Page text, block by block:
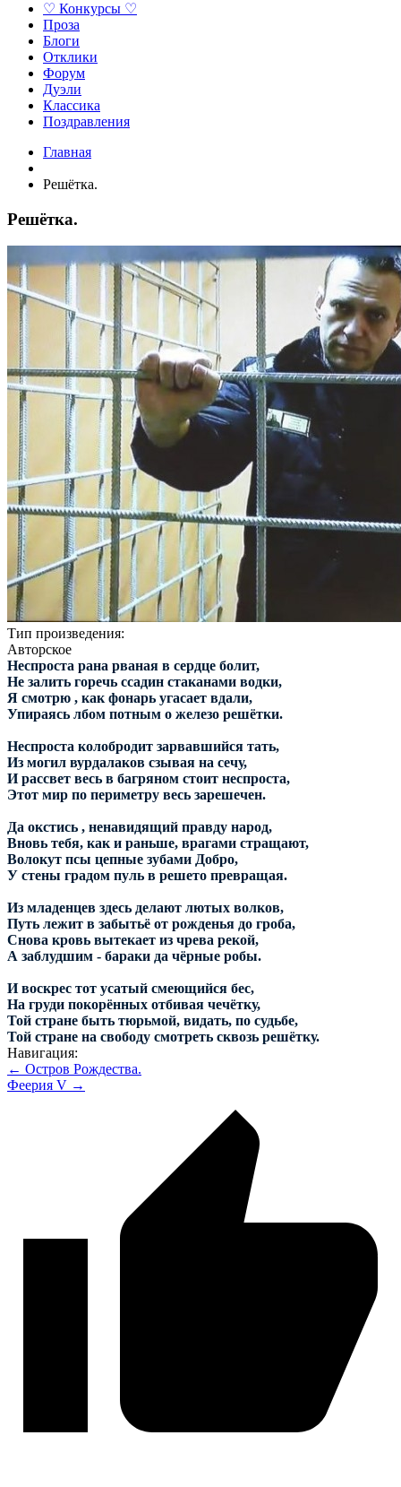
♡ Конкурсы ♡
Проза
Блоги
Отклики
Форум
Дуэли
Классика
Поздравления
Главная
Решётка.
Решётка.
Тип произведения:
Авторское
Неспроста рана рваная в сердце болит,
Не залить горечь ссадин стаканами водки,
Я смотрю , как фонарь угасает вдали,
Упираясь лбом потным о железо решётки.
Неспроста колобродит зарвавшийся тать,
Из могил вурдалаков сзывая на сечу,
И рассвет весь в багряном стоит неспроста,
Этот мир по периметру весь зарешечен.
Да окстись , ненавидящий правду народ,
Вновь тебя, как и раньше, врагами стращают,
Волокут псы цепные зубами Добро,
У стены градом пуль в решето превращая.
Из младенцев здесь делают лютых волков,
Путь лежит в забытьё от рожденья до гроба,
Снова кровь вытекает из чрева рекой,
А заблудшим - бараки да чёрные робы.
И воскрес тот усатый смеющийся бес,
На груди покорённых отбивая чечётку,
Той стране быть тюрьмой, видать, по судьбе,
Той стране на свободу смотреть сквозь решётку.
Навигация:
← Остров Рождества.
Феерия V →